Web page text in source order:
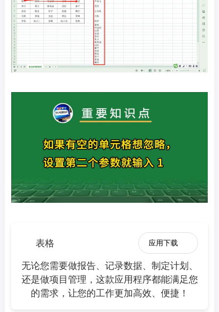
表格 应用下载
无论您需要做报告、记录数据、制定计划、
还是做项目管理，这款应用程序都能满足您
的需求，让您的工作更加高效、便捷！